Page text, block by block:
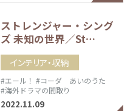
ストレンジャー・シング
ズ 未知の世界／St…
インテリア・収納
#エール！ #コーダ あいのうた
#海外ドラマの間取り
2022.11.09